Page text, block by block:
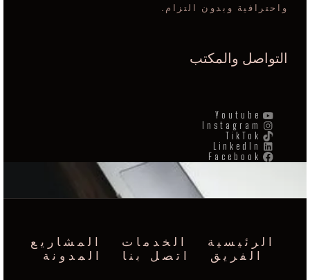
واحترافية وبدون التزام.
التواصل والمكتب
Youtube
Instagram
TikTok
LinkedIn
Facebook
الرئيسية الخدمات
المشاريع
الفريق
اتصل بنا المدونة